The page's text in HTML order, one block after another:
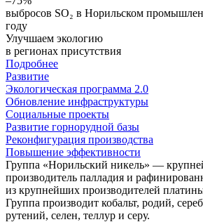
выбросов SO₂ в Норильском
году
Улучшаем экологию
в регионах присутствия
Подробнее
Развитие
Экологическая программа 2.0
Обновление инфраструктуры
Социальные проекты
Развитие горнорудной базы
Реконфигурация производства
Повышение эффективности
Группа «Норильский никель» —
производитель палладия и
из крупнейших производителей
Группа производит кобальт, родий,
рутений, селен, теллур и серу.